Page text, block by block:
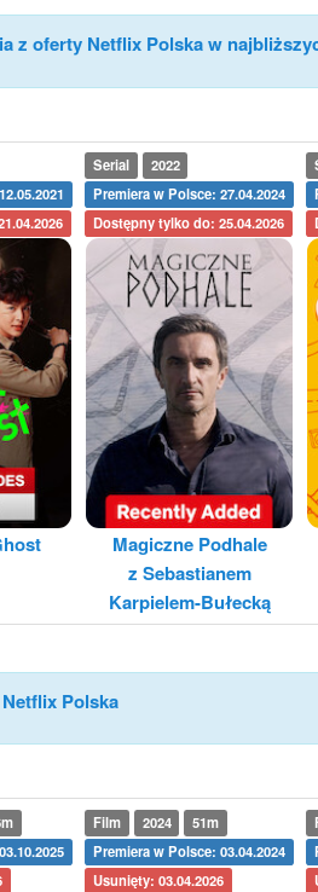
z oferty Netflix Polska w
Serial
2022
Premiera w Polsce: 27.04.2024
Dostępny tylko do: 25.04.2026
Magiczne Podhale
z Sebastianem
Karpielem-Bułecką
Polska
Film 2024
51m
Premiera w Polsce: 03.04.2024
Usunięty: 03.04.2026